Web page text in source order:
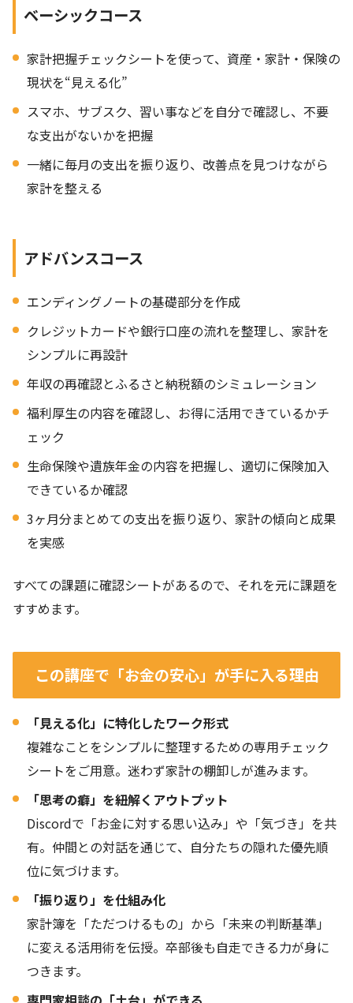
ベーシックコース
家計把握チェックシートを使って、資産・家計・保険の
現状を“見える化”
スマホ、サブスク、習い事などを自分で確認し、不要
な支出がないかを把握
一緒に毎月の支出を振り返り、改善点を見つけながら
家計を整える
アドバンスコース
エンディングノートの基礎部分を作成
クレジットカードや銀行口座の流れを整理し、家計を
シンプルに再設計
年収の再確認とふるさと納税額のシミュレーション
福利厚生の内容を確認し、お得に活用できているかチ
ェック
生命保険や遺族年金の内容を把握し、適切に保険加入
できているか確認
3ヶ月分まとめての支出を振り返り、家計の傾向と成果
を実感
すべての課題に確認シートがあるので、それを元に課題を
すすめます。
この講座で「お金の安心」が手に入る理由
「見える化」に特化したワーク形式
複雑なことをシンプルに整理するための専用チェック
シートをご用意。迷わず家計の棚卸しが進みます。
「思考の癖」を紐解くアウトプット
Discordで「お金に対する思い込み」や「気づき」を共
有。仲間との対話を通じて、自分たちの隠れた優先順
位に気づけます。
「振り返り」を仕組み化
家計簿を「ただつけるもの」から「未来の判断基準」
に変える活用術を伝授。卒部後も自走できる力が身に
つきます。